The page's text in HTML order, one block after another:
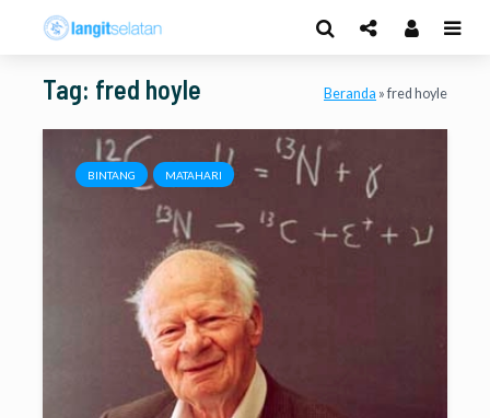
Tag: fred hoyle Beranda » fred hoyle
BINTANG MATAHARI